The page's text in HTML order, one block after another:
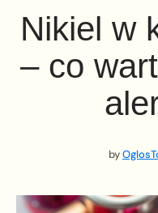
Nikiel w
– co
by